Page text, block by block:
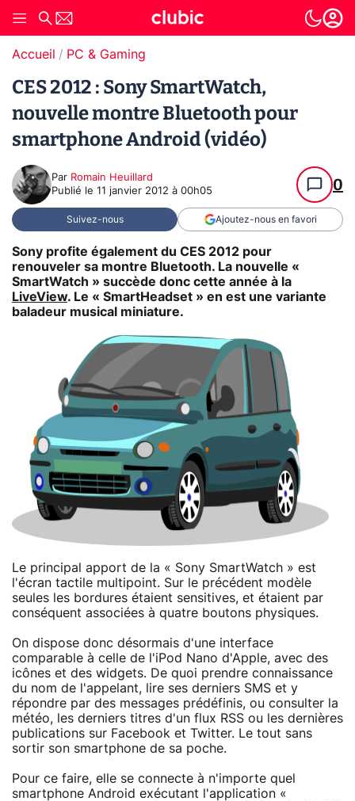
Accueil PC & Gaming
CES 2012 : Sony SmartWatch,
nouvelle montre Bluetooth pour
smartphone Android (vidéo)
Par Romain Heuillard
Publié le 11 janvier 2012 à 00h05 0
Suivez-nous Ajoutez-nous en favori
Sony profite également du CES 2012 pour
renouveler sa montre Bluetooth. La nouvelle «
SmartWatch » succède donc cette année à la
LiveView. Le « SmartHeadset » en est une variante
baladeur musical miniature.
Le principal apport de la « Sony SmartWatch » est
l'écran tactile multipoint. Sur le précédent modèle
seules les bordures étaient sensitives, et étaient par
conséquent associées à quatre boutons physiques.
On dispose donc désormais d'une interface
comparable à celle de l'iPod Nano d'Apple, avec des
icônes et des widgets. De quoi prendre connaissance
du nom de l'appelant, lire ses derniers SMS et y
répondre par des messages prédéfinis, ou consulter la
météo, les derniers titres d'un flux RSS ou les dernières
publications sur Facebook et Twitter. Le tout sans
sortir son smartphone de sa poche.
Pour ce faire, elle se connecte à n'importe quel
smartphone Android exécutant l'application «